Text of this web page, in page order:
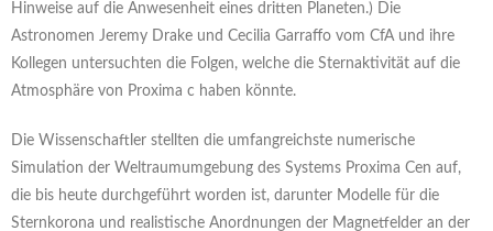
Hinweise auf die Anwesenheit eines dritten Planeten.) Die
Astronomen Jeremy Drake und Cecilia Garraffo vom CfA und ihre
Kollegen untersuchten die Folgen, welche die Sternaktivität auf die
Atmosphäre von Proxima c haben könnte.
Die Wissenschaftler stellten die umfangreichste numerische
Simulation der Weltraumumgebung des Systems Proxima Cen auf,
die bis heute durchgeführt worden ist, darunter Modelle für die
Sternkorona und realistische Anordnungen der Magnetfelder an der